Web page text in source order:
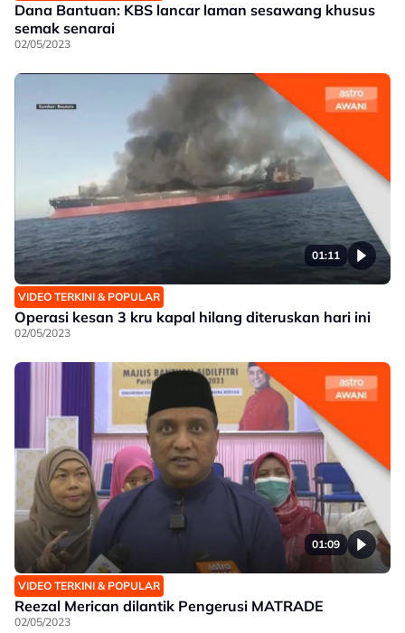
Dana Bantuan: KBS lancar laman sesawang khusus
semak senarai
02/05/2023
01:11
VIDEO TERKINI & POPULAR
Operasi kesan 3 kru kapal hilang diteruskan hari ini
02/05/2023
01:09
VIDEO TERKINI & POPULAR
Reezal Merican dilantik Pengerusi MATRADE
02/05/2023